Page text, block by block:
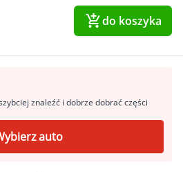
do koszyka
znaleźć i dobrze dobrać części
auto